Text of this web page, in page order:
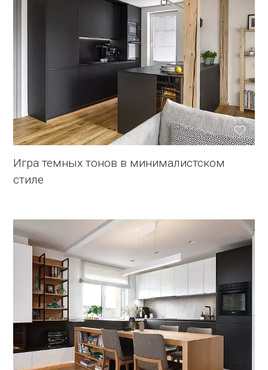
Игра темных тонов в минималистском
стиле